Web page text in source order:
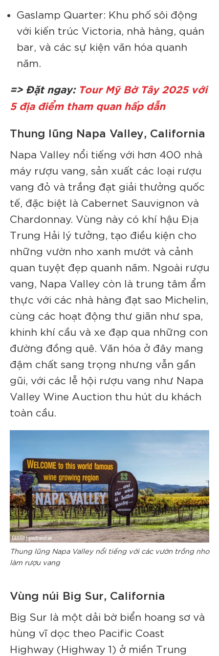
Gaslamp Quarter: Khu phố sôi động
với kiến trúc Victoria, nhà hàng, quán
bar, và các sự kiện văn hóa quanh
năm.
=> Đặt ngay: Tour Mỹ Bờ Tây 2025 với
5 địa điểm tham quan hấp dẫn
Thung lũng Napa Valley, California
Napa Valley nổi tiếng với hơn 400 nhà
máy rượu vang, sản xuất các loại rượu
vang đỏ và trắng đạt giải thưởng quốc
tế, đặc biệt là Cabernet Sauvignon và
Chardonnay. Vùng này có khí hậu Địa
Trung Hải lý tưởng, tạo điều kiện cho
những vườn nho xanh mướt và cảnh
quan tuyệt đẹp quanh năm. Ngoài rượu
vang, Napa Valley còn là trung tâm ẩm
thực với các nhà hàng đạt sao Michelin,
cùng các hoạt động thư giãn như spa,
khinh khí cầu và xe đạp qua những con
đường đồng quê. Văn hóa ở đây mang
đậm chất sang trọng nhưng vẫn gần
gũi, với các lễ hội rượu vang như Napa
Valley Wine Auction thu hút du khách
toàn cầu.
Thung lũng Napa Valley nổi tiếng với các vườn trồng nho
làm rượu vang
Vùng núi Big Sur, California
Big Sur là một dải bờ biển hoang sơ và
hùng vĩ dọc theo Pacific Coast
Highway (Highway 1) ở miền Trung